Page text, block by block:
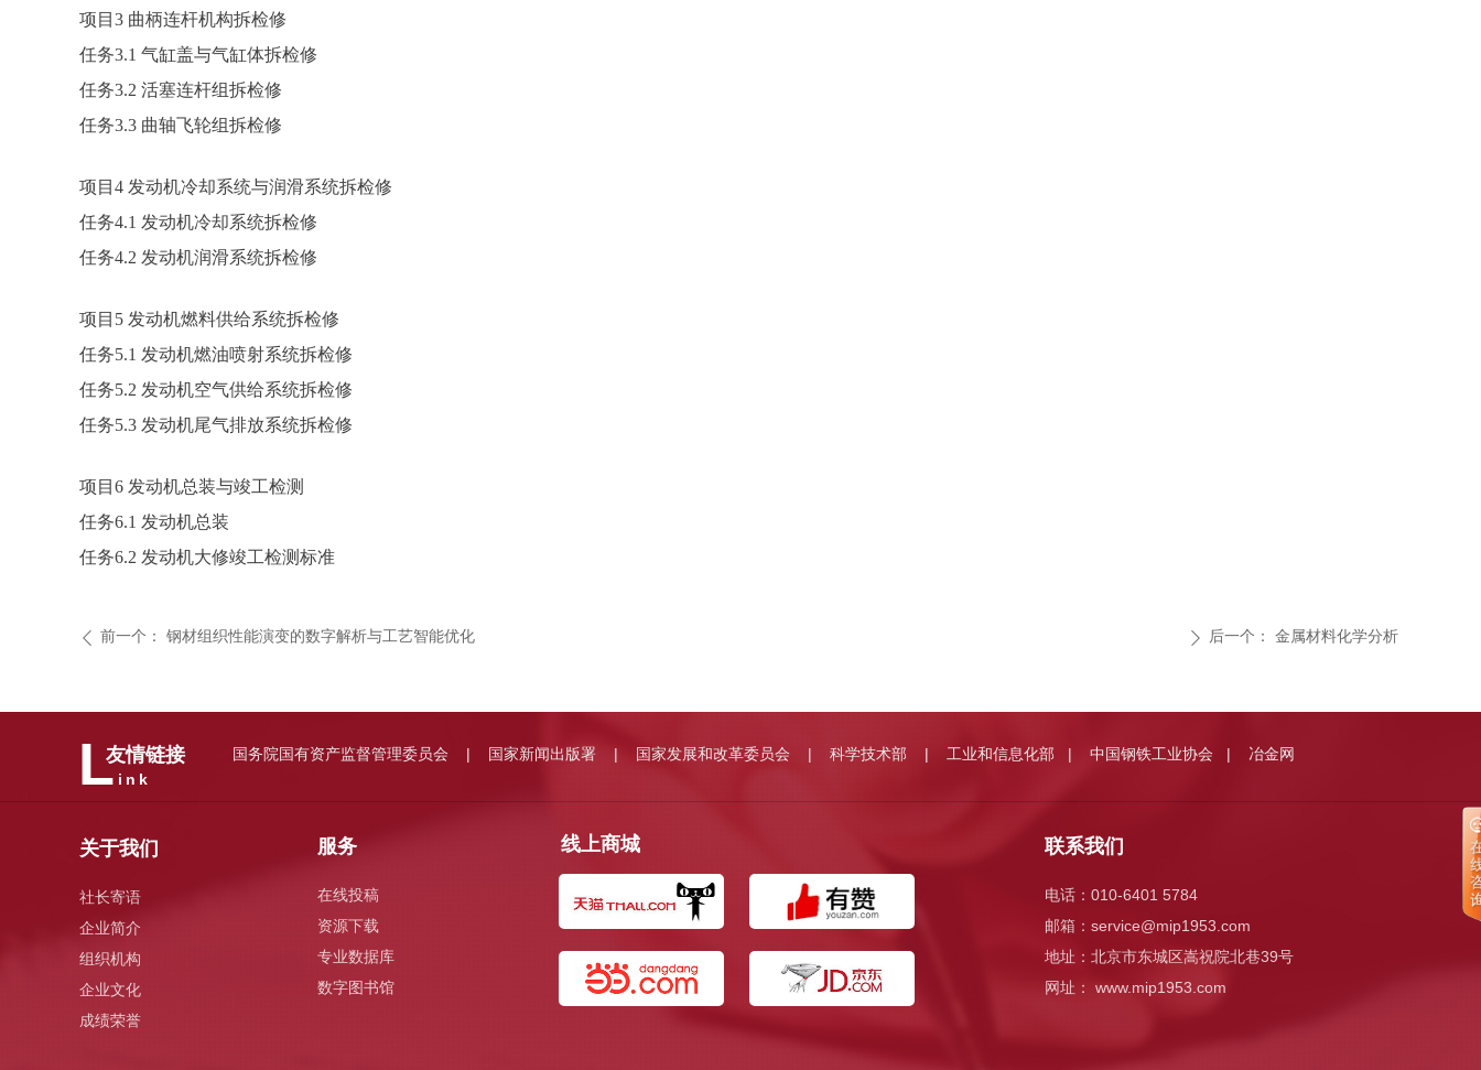
ꄴ 前一个： 钢材组织性能演变的数字解析与工艺智能优化 ꄲ 后一个： 金属材料化学分析
项目3 曲柄连杆机构拆检修
任务3.1 气缸盖与气缸体拆检修
任务3.2 活塞连杆组拆检修
任务3.3 曲轴飞轮组拆检修
项目4 发动机冷却系统与润滑系统拆检修
任务4.1 发动机冷却系统拆检修
任务4.2 发动机润滑系统拆检修
项目5 发动机燃料供给系统拆检修
任务5.1 发动机燃油喷射系统拆检修
任务5.2 发动机空气供给系统拆检修
任务5.3 发动机尾气排放系统拆检修
项目6 发动机总装与竣工检测
任务6.1 发动机总装
任务6.2 发动机大修竣工检测标准
关于我们
社长寄语
企业简介
组织机构
企业文化
成绩荣誉
服务
在线投稿
资源下载
专业数据库
数字图书馆
线上商城 联系我们
电话：010-6401 5784
邮箱： service@mip1953.com
地址：北京市东城区嵩祝院北巷39号
网址： www.mip1953.com
国务院国有资产监督管理委员会 | 国家新闻出版署 | 国家发展和改革委员会 | 科学技术部 | 工业和信息化部 | 中国钢铁工业协会 | 冶金网
Link
友情链接